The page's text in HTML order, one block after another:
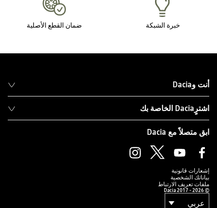
خبرة الشبكة ضمان القطع الأصلية
أنت وDacia
اشترٍDacia الخاصة بك
ابق متصلاً مع Dacia
إشعارات قانونية
بياناتك الشخصية
ملفات تعريف الارتباط
© Dacia 2017 - 2026